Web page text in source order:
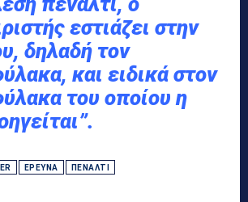
εστιάζει στην
δηλαδή τον
και ειδικά στον
του οποίου η
ΈΡΕΥΝΑ ΠΈΝΑΛΤΙ